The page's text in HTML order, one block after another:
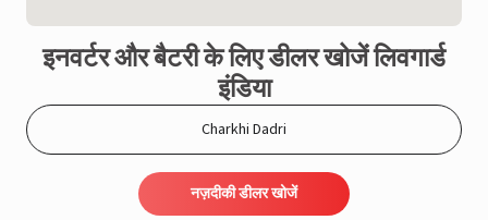
इनवर्टर और बैटरी के लिए डीलर खोजें लिवगार्ड
इंडिया
नज़दीकी डीलर खोजें